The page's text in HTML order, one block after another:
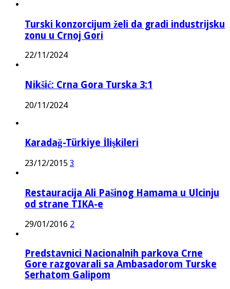
Turski konzorcijum želi da gradi industrijsku
zonu u Crnoj Gori
22/11/2024
Nikšić: Crna Gora Turska 3:1
20/11/2024
Karadağ-Türkiye İlişkileri
23/12/2015 3
Restauracija Ali Pašinog Hamama u Ulcinju
od strane TIKA-e
29/01/2016 2
Predstavnici Nacionalnih parkova Crne
Gore razgovarali sa Ambasadorom Turske
Serhatom Galipom